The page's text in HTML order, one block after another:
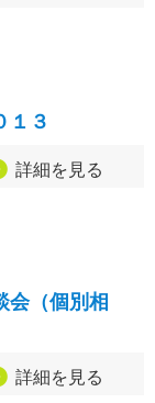
１３
詳細を見る
会（個別相
詳細を見る